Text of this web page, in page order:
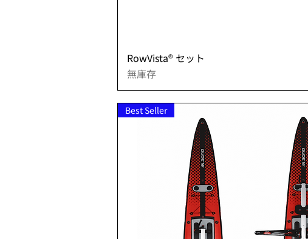
RowVista® セット
無庫存
Best Seller